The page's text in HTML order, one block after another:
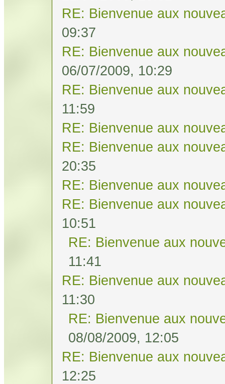
RE: Bienvenue aux
09:37
RE: Bienvenue aux
06/07/2009, 10:29
RE: Bienvenue aux
11:59
RE: Bienvenue aux
RE: Bienvenue aux
20:35
RE: Bienvenue aux
RE: Bienvenue aux
10:51
RE: Bienvenue aux
11:41
RE: Bienvenue aux
11:30
RE: Bienvenue aux
08/08/2009, 12:05
RE: Bienvenue aux
12:25